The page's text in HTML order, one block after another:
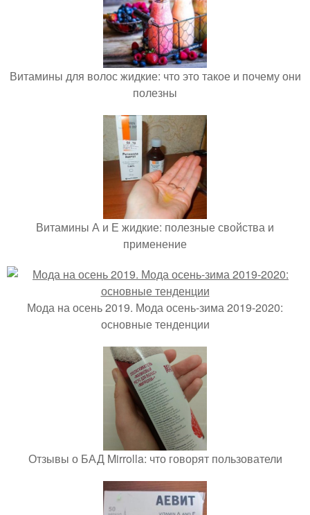
Витамины для волос жидкие: что это такое и почему они
полезны
Витамины А и Е жидкие: полезные свойства и
применение
Мода на осень 2019. Мода осень-зима 2019-2020:
основные тенденции
Отзывы о БАД Mirrolla: что говорят пользователи